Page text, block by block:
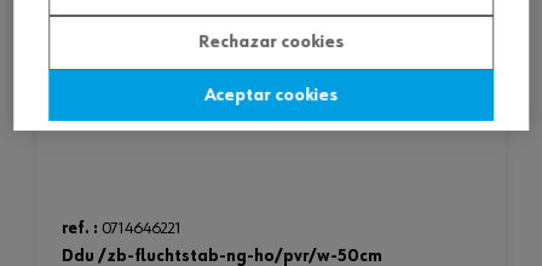
ref. : 0714646221
ddu /zb-fluchtstab-ng-ho/pvr/w-50cm
Rechazar cookies
Aceptar cookies